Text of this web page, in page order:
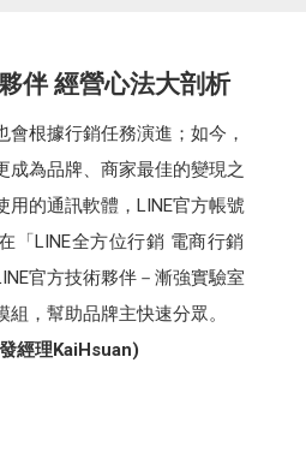
伴 經營心法大剖析
會根據行銷任務演進；如今，
成為品牌、商家最佳的變現之
用的通訊軟體，LINE官方帳號
「LINE全方位行銷 電商行銷
官方技術夥伴－漸強實驗室
，幫助品牌主快速分眾。
經理KaiHsuan)